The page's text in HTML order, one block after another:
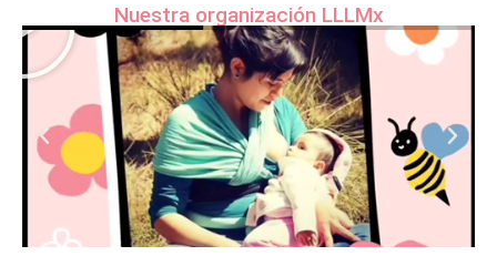
Nuestra organización LLLMx